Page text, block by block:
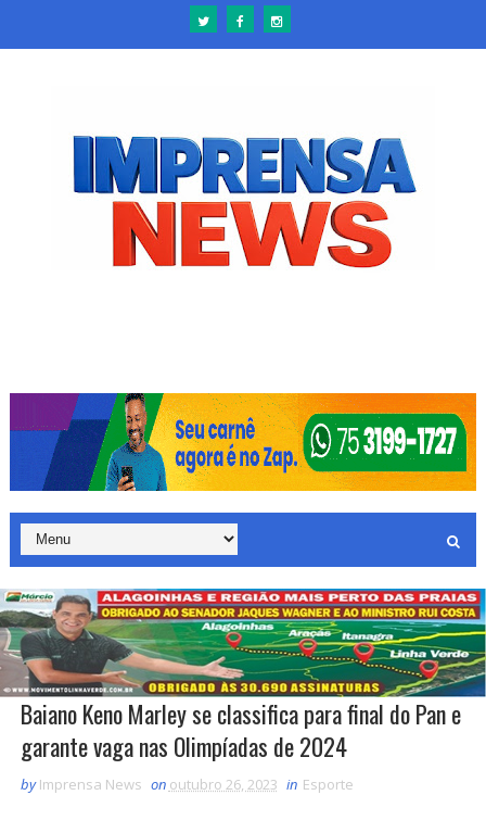
Baiano Keno Marley se classifica para final do Pan e
garante vaga nas Olimpíadas de 2024
by Imprensa News on outubro 26, 2023 in Esporte